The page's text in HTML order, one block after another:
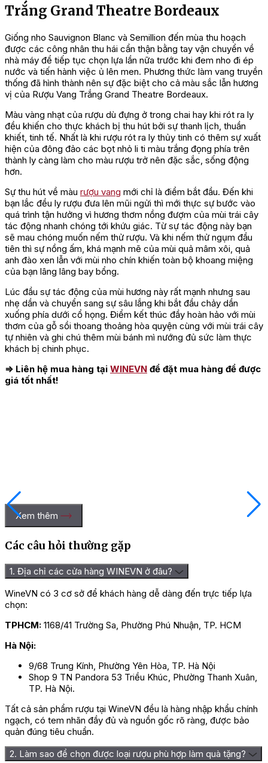
Trắng Grand Theatre Bordeaux
Giống nho Sauvignon Blanc và Semillion đến mùa thu hoạch
được các công nhân thu hái cẩn thận bằng tay vận chuyển về
nhà máy để tiếp tục chọn lựa lần nữa trước khi đem nho đi ép
nước và tiến hành việc ủ lên men. Phương thức làm vang truyền
thống đã hình thành nên sự đặc biệt cho cả màu sắc lẫn hương
vị của Rượu Vang Trắng Grand Theatre Bordeaux.
Màu vàng nhạt của rượu dù đựng ở trong chai hay khi rót ra ly
đều khiến cho thực khách bị thu hút bởi sự thanh lịch, thuần
khiết, tinh tế. Nhất là khi rượu rót ra ly thủy tinh có thêm sự xuất
hiện của đông đảo các bọt nhỏ li ti màu trắng đọng phía trên
thành ly càng làm cho màu rượu trở nên đặc sắc, sống động
hơn.
Sự thu hút về màu rượu vang mới chỉ là điểm bắt đầu. Đến khi
bạn lắc đều ly rượu đưa lên mũi ngửi thì mới thực sự bước vào
quá trình tận hưởng vì hương thơm nồng đượm của mùi trái cây
tác động nhanh chóng tới khứu giác. Từ sự tác động này bạn
sẽ mau chóng muốn nếm thử rượu. Và khi nếm thử ngụm đầu
tiên thì sự nồng ấm, khá mạnh mẽ của mùi quả mâm xôi, quả
anh đào xen lẫn với mùi nho chín khiến toàn bộ khoang miệng
của bạn lâng lâng bay bổng.
Lúc đầu sự tác động của mùi hương này rất mạnh nhưng sau
nhẹ dần và chuyển sang sự sâu lắng khi bắt đầu chảy dần
xuống phía dưới cổ họng. Điểm kết thúc đầy hoàn hảo với mùi
thơm của gỗ sồi thoang thoảng hòa quyện cùng với mùi trái cây
tự nhiên và ghi chú thêm mùi bánh mì nướng đủ sức làm thực
khách bị chinh phục.
⇒ Liên hệ mua hàng tại WINEVN để đặt mua hàng để được
giá tốt nhất!
Xem thêm
Các câu hỏi thường gặp
1. Địa chỉ các cửa hàng WINEVN ở đâu?
WineVN có 3 cơ sở để khách hàng dễ dàng đến trực tiếp lựa
chọn:
TPHCM: 1168/41 Trường Sa, Phường Phú Nhuận, TP. HCM
Hà Nội:
9/68 Trung Kính, Phường Yên Hòa, TP. Hà Nội
Shop 9 TN Pandora 53 Triều Khúc, Phường Thanh Xuân,
TP. Hà Nội.
Tất cả sản phẩm rượu tại WineVN đều là hàng nhập khẩu chính
ngạch, có tem nhãn đầy đủ và nguồn gốc rõ ràng, được bảo
quản đúng tiêu chuẩn.
2. Làm sao để chọn được loại rượu phù hợp làm quà tặng?